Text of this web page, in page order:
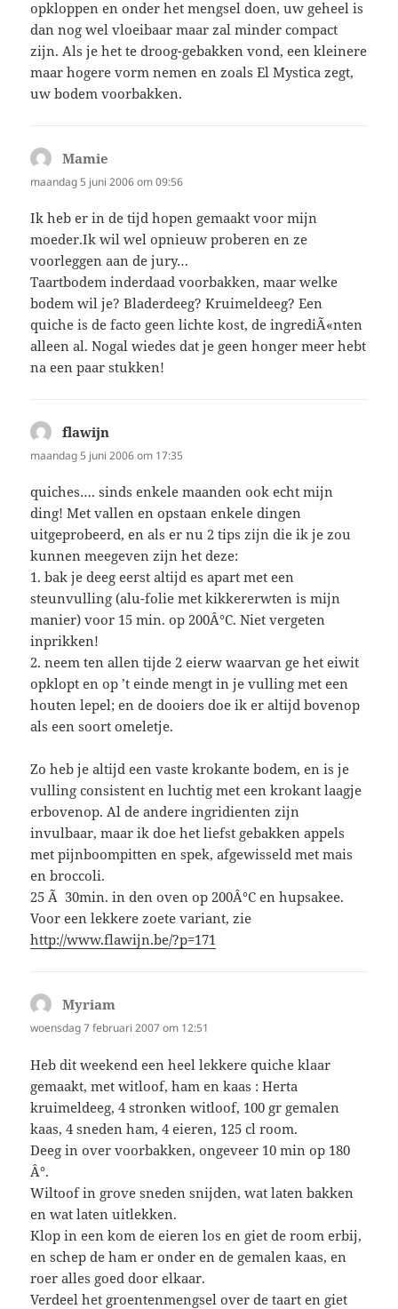
opkloppen en onder het mengsel doen, uw geheel is
dan nog wel vloeibaar maar zal minder compact
zijn. Als je het te droog-gebakken vond, een kleinere
maar hogere vorm nemen en zoals El Mystica zegt,
uw bodem voorbakken.
Mamie
maandag 5 juni 2006 om 09:56
Ik heb er in de tijd hopen gemaakt voor mijn
moeder.Ik wil wel opnieuw proberen en ze
voorleggen aan de jury…
Taartbodem inderdaad voorbakken, maar welke
bodem wil je? Bladerdeeg? Kruimeldeeg? Een
quiche is de facto geen lichte kost, de ingrediÃ«nten
alleen al. Nogal wiedes dat je geen honger meer hebt
na een paar stukken!
flawijn
maandag 5 juni 2006 om 17:35
quiches…. sinds enkele maanden ook echt mijn
ding! Met vallen en opstaan enkele dingen
uitgeprobeerd, en als er nu 2 tips zijn die ik je zou
kunnen meegeven zijn het deze:
1. bak je deeg eerst altijd es apart met een
steunvulling (alu-folie met kikkererwten is mijn
manier) voor 15 min. op 200Â°C. Niet vergeten
inprikken!
2. neem ten allen tijde 2 eierw waarvan ge het eiwit
opklopt en op ’t einde mengt in je vulling met een
houten lepel; en de dooiers doe ik er altijd bovenop
als een soort omeletje.
Zo heb je altijd een vaste krokante bodem, en is je
vulling consistent en luchtig met een krokant laagje
erbovenop. Al de andere ingridienten zijn
invulbaar, maar ik doe het liefst gebakken appels
met pijnboompitten en spek, afgewisseld met mais
en broccoli.
25 Ã 30min. in den oven op 200Â°C en hupsakee.
Voor een lekkere zoete variant, zie
http://www.flawijn.be/?p=171
Myriam
woensdag 7 februari 2007 om 12:51
Heb dit weekend een heel lekkere quiche klaar
gemaakt, met witloof, ham en kaas : Herta
kruimeldeeg, 4 stronken witloof, 100 gr gemalen
kaas, 4 sneden ham, 4 eieren, 125 cl room.
Deeg in over voorbakken, ongeveer 10 min op 180
Â°.
Wiltoof in grove sneden snijden, wat laten bakken
en wat laten uitlekken.
Klop in een kom de eieren los en giet de room erbij,
en schep de ham er onder en de gemalen kaas, en
roer alles goed door elkaar.
Verdeel het groentenmengsel over de taart en giet